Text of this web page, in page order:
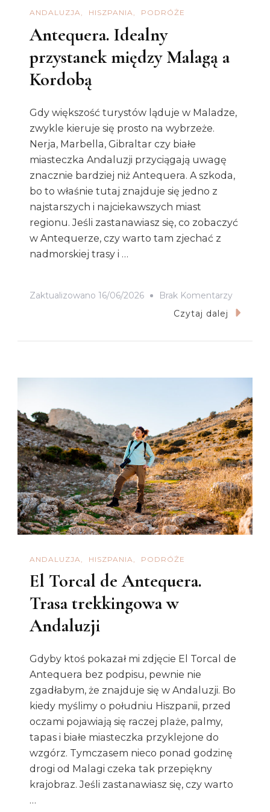
ANDALUZJA HISZPANIA PODRÓŻE
Antequera. Idealny
przystanek między Malagą a
Kordobą
Gdy większość turystów ląduje w Maladze,
zwykle kieruje się prosto na wybrzeże.
Nerja, Marbella, Gibraltar czy białe
miasteczka Andaluzji przyciągają uwagę
znacznie bardziej niż Antequera. A szkoda,
bo to właśnie tutaj znajduje się jedno z
najstarszych i najciekawszych miast
regionu. Jeśli zastanawiasz się, co zobaczyć
w Antequerze, czy warto tam zjechać z
nadmorskiej trasy i …
Zaktualizowano 16/06/2026 Brak KomentarzyDo
Kordobą
Czytaj dalej
ANDALUZJA HISZPANIA PODRÓŻE
El Torcal de Antequera.
Trasa trekkingowa w
Andaluzji
Gdyby ktoś pokazał mi zdjęcie El Torcal de
Antequera bez podpisu, pewnie nie
zgadłabym, że znajduje się w Andaluzji. Bo
kiedy myślimy o południu Hiszpanii, przed
oczami pojawiają się raczej plaże, palmy,
tapas i białe miasteczka przyklejone do
wzgórz. Tymczasem nieco ponad godzinę
drogi od Malagi czeka tak przepiękny
krajobraz. Jeśli zastanawiasz się, czy warto
…